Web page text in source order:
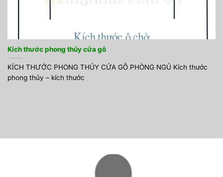
Kích thước phong thủy cửa gỗ
KÍCH THƯỚC PHONG THỦY CỬA GỖ PHÒNG NGỦ Kích thước
phong thủy – kích thước